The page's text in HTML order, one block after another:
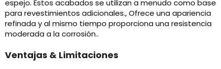
espejo. Estos acabados se utilizan a menudo como base
para revestimientos adicionales., Ofrece una apariencia
refinada y al mismo tiempo proporciona una resistencia
moderada a la corrosión..
Ventajas & Limitaciones